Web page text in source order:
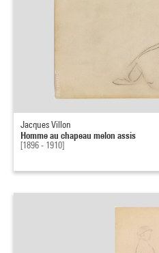
Jacques Villon
Homme au chapeau melon assis
[1896 - 1910]